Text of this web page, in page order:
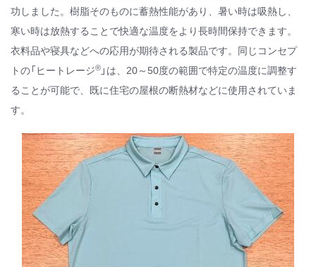
功しました。樹脂そのものに蓄熱性能があり、暑い時は吸熱し、
寒い時は放熱することで快適な温度をより長時間保持できます。
衣料品や寝具などへの応用が期待される製品です。同じコンセプ
トの「ヒートレージ® 」は、20～50度の範囲で特定の温度に調整す
ることが可能で、既に住宅の屋根の断熱材などに使用されていま
す。